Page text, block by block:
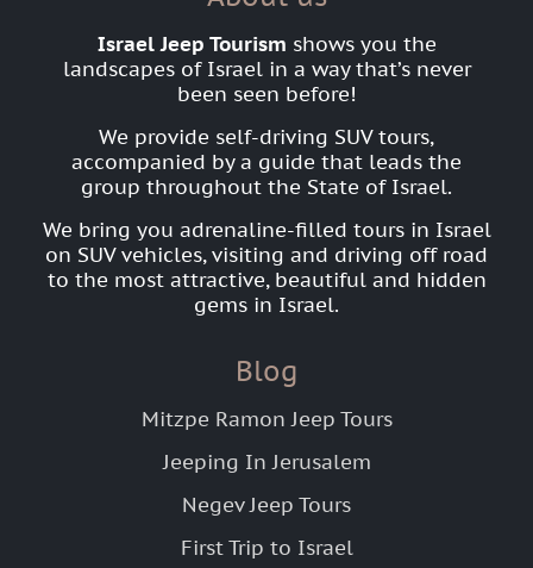
Israel Jeep Tourism shows you the
landscapes of Israel in a way that’s never
been seen before!
We provide self-driving SUV tours,
accompanied by a guide that leads the
group throughout the State of Israel.
We bring you adrenaline-filled tours in Israel
on SUV vehicles, visiting and driving off road
to the most attractive, beautiful and hidden
gems in Israel.
Blog
Mitzpe Ramon Jeep Tours
Jeeping In Jerusalem
Negev Jeep Tours
First Trip to Israel